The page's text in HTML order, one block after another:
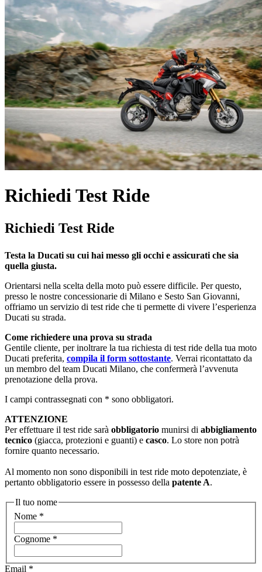
Richiedi Test Ride
Richiedi Test Ride
Testa la Ducati su cui hai messo gli occhi e assicurati che sia
quella giusta.
Orientarsi nella scelta della moto può essere difficile. Per questo,
presso le nostre concessionarie di Milano e Sesto San Giovanni,
offriamo un servizio di test ride che ti permette di vivere l’esperienza
Ducati su strada.
Come richiedere una prova su strada
Gentile cliente, per inoltrare la tua richiesta di test ride della tua moto
Ducati preferita, compila il form sottostante. Verrai ricontattato da
un membro del team Ducati Milano, che confermerà l’avvenuta
prenotazione della prova.
I campi contrassegnati con * sono obbligatori.
ATTENZIONE
Per effettuare il test ride sarà obbligatorio munirsi di abbigliamento
tecnico (giacca, protezioni e guanti) e casco. Lo store non potrà
fornire quanto necessario.
Al momento non sono disponibili in test ride moto depotenziate, è
pertanto obbligatorio essere in possesso della patente A.
Il tuo nome
Nome *
Cognome *
Email *